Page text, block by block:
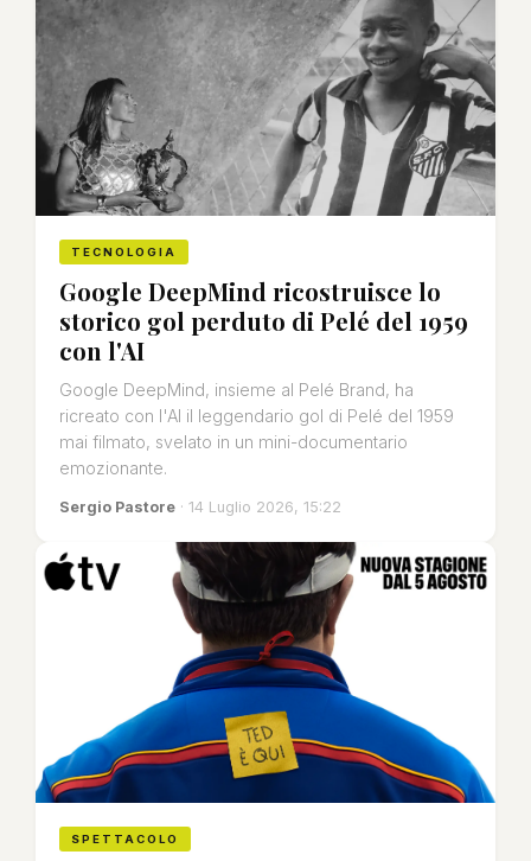
TECNOLOGIA
Google DeepMind ricostruisce lo
storico gol perduto di Pelé del 1959
con l'AI
Google DeepMind, insieme al Pelé Brand, ha
ricreato con l'AI il leggendario gol di Pelé del 1959
mai filmato, svelato in un mini-documentario
emozionante.
Sergio Pastore · 14 Luglio 2026, 15:22
SPETTACOLO